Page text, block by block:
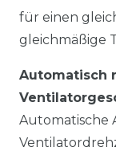
für einen
gleichmäßige
Automatisch
Automatische